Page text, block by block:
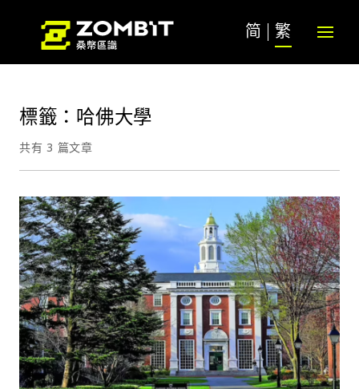
简 繁
標籤：哈佛大學
共有 3 篇文章